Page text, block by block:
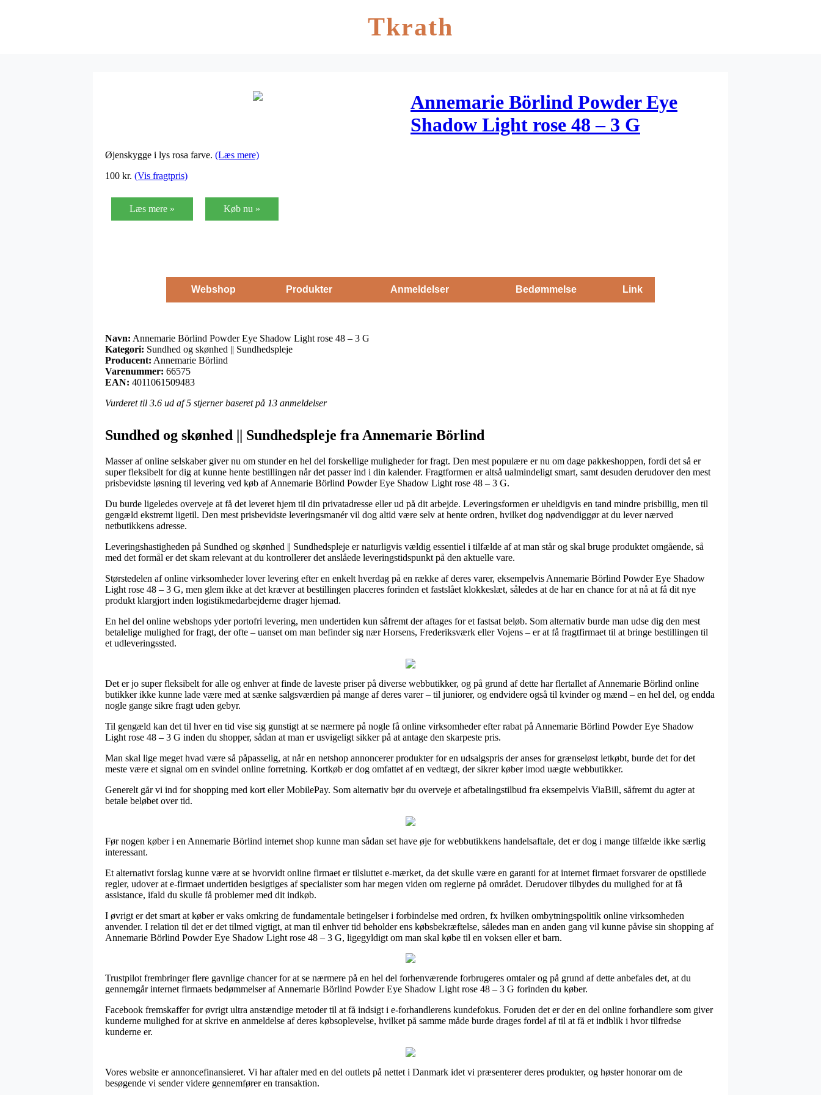
Tkrath
Annemarie Börlind Powder Eye
Shadow Light rose 48 – 3 G
Øjenskygge i lys rosa farve. (Læs mere)
100 kr. (Vis fragtpris)
Læs mere » Køb nu »
Webshop Produkter Anmeldelser Bedømmelse Link
Navn: Annemarie Börlind Powder Eye Shadow Light rose 48 – 3 G
Kategori: Sundhed og skønhed || Sundhedspleje
Producent: Annemarie Börlind
Varenummer: 66575
EAN: 4011061509483
Vurderet til 3.6 ud af 5 stjerner baseret på 13 anmeldelser
Sundhed og skønhed || Sundhedspleje fra Annemarie Börlind
Masser af online selskaber giver nu om stunder en hel del forskellige muligheder for fragt. Den mest populære er nu om dage pakkeshoppen, fordi det så er
super fleksibelt for dig at kunne hente bestillingen når det passer ind i din kalender. Fragtformen er altså ualmindeligt smart, samt desuden derudover den mest
prisbevidste løsning til levering ved køb af Annemarie Börlind Powder Eye Shadow Light rose 48 – 3 G.
Du burde ligeledes overveje at få det leveret hjem til din privatadresse eller ud på dit arbejde. Leveringsformen er uheldigvis en tand mindre prisbillig, men til
gengæld ekstremt ligetil. Den mest prisbevidste leveringsmanér vil dog altid være selv at hente ordren, hvilket dog nødvendiggør at du lever nærved
netbutikkens adresse.
Leveringshastigheden på Sundhed og skønhed || Sundhedspleje er naturligvis vældig essentiel i tilfælde af at man står og skal bruge produktet omgående, så
med det formål er det skam relevant at du kontrollerer det anslåede leveringstidspunkt på den aktuelle vare.
Størstedelen af online virksomheder lover levering efter en enkelt hverdag på en række af deres varer, eksempelvis Annemarie Börlind Powder Eye Shadow
Light rose 48 – 3 G, men glem ikke at det kræver at bestillingen placeres forinden et fastslået klokkeslæt, således at de har en chance for at nå at få dit nye
produkt klargjort inden logistikmedarbejderne drager hjemad.
En hel del online webshops yder portofri levering, men undertiden kun såfremt der aftages for et fastsat beløb. Som alternativ burde man udse dig den mest
betalelige mulighed for fragt, der ofte – uanset om man befinder sig nær Horsens, Frederiksværk eller Vojens – er at få fragtfirmaet til at bringe bestillingen til
et udleveringssted.
Det er jo super fleksibelt for alle og enhver at finde de laveste priser på diverse webbutikker, og på grund af dette har flertallet af Annemarie Börlind online
butikker ikke kunne lade være med at sænke salgsværdien på mange af deres varer – til juniorer, og endvidere også til kvinder og mænd – en hel del, og endda
nogle gange sikre fragt uden gebyr.
Til gengæld kan det til hver en tid vise sig gunstigt at se nærmere på nogle få online virksomheder efter rabat på Annemarie Börlind Powder Eye Shadow
Light rose 48 – 3 G inden du shopper, sådan at man er usvigeligt sikker på at antage den skarpeste pris.
Man skal lige meget hvad være så påpasselig, at når en netshop annoncerer produkter for en udsalgspris der anses for grænseløst letkøbt, burde det for det
meste være et signal om en svindel online forretning. Kortkøb er dog omfattet af en vedtægt, der sikrer køber imod uægte webbutikker.
Generelt går vi ind for shopping med kort eller MobilePay. Som alternativ bør du overveje et afbetalingstilbud fra eksempelvis ViaBill, såfremt du agter at
betale beløbet over tid.
Før nogen køber i en Annemarie Börlind internet shop kunne man sådan set have øje for webbutikkens handelsaftale, det er dog i mange tilfælde ikke særlig
interessant.
Et alternativt forslag kunne være at se hvorvidt online firmaet er tilsluttet e-mærket, da det skulle være en garanti for at internet firmaet forsvarer de opstillede
regler, udover at e-firmaet undertiden besigtiges af specialister som har megen viden om reglerne på området. Derudover tilbydes du mulighed for at få
assistance, ifald du skulle få problemer med dit indkøb.
I øvrigt er det smart at køber er vaks omkring de fundamentale betingelser i forbindelse med ordren, fx hvilken ombytningspolitik online virksomheden
anvender. I relation til det er det tilmed vigtigt, at man til enhver tid beholder ens købsbekræftelse, således man en anden gang vil kunne påvise sin shopping af
Annemarie Börlind Powder Eye Shadow Light rose 48 – 3 G, ligegyldigt om man skal købe til en voksen eller et barn.
Trustpilot frembringer flere gavnlige chancer for at se nærmere på en hel del forhenværende forbrugeres omtaler og på grund af dette anbefales det, at du
gennemgår internet firmaets bedømmelser af Annemarie Börlind Powder Eye Shadow Light rose 48 – 3 G forinden du køber.
Facebook fremskaffer for øvrigt ultra anstændige metoder til at få indsigt i e-forhandlerens kundefokus. Foruden det er der en del online forhandlere som giver
kunderne mulighed for at skrive en anmeldelse af deres købsoplevelse, hvilket på samme måde burde drages fordel af til at få et indblik i hvor tilfredse
kunderne er.
Vores website er annoncefinansieret. Vi har aftaler med en del outlets på nettet i Danmark idet vi præsenterer deres produkter, og høster honorar om de
besøgende vi sender videre gennemfører en transaktion.